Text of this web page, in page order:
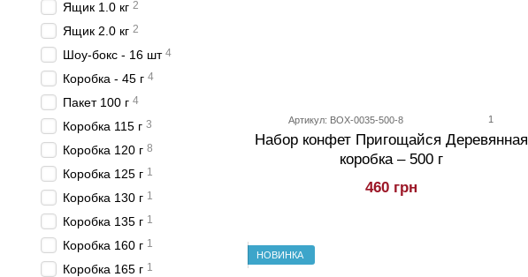
Артикул: BOX-0035-500-8 1
Набор конфет Пригощайся Деревянная
коробка – 500 г
460 грн
НОВИНКА
Ящик 1.0 кг 2
Ящик 2.0 кг 2
Шоу-бокс - 16 шт 4
Коробка - 45 г 4
Пакет 100 г 4
Коробка 115 г 3
Коробка 120 г 8
Коробка 125 г 1
Коробка 130 г 1
Коробка 135 г 1
Коробка 160 г 1
Коробка 165 г 1